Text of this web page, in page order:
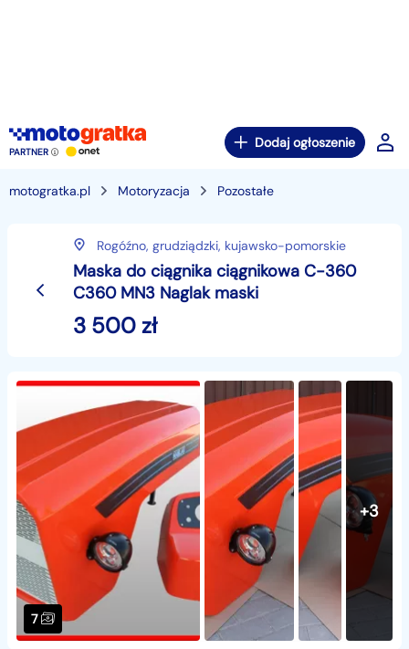
PARTNER
Dodaj ogłoszenie
motogratka.pl Motoryzacja Pozostałe
Rogóźno, grudziądzki, kujawsko-pomorskie
Maska do ciągnika ciągnikowa C-360
C360 MN3 Naglak maski
3 500zł
7
+3